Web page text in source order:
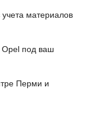
материалов
Opel под ваш
Перми и